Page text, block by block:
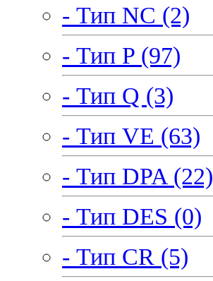
- Тип NC (2)
- Тип P (97)
- Тип Q (3)
- Тип VE (63)
- Тип DPA (22)
- Тип DES (0)
- Тип CR (5)